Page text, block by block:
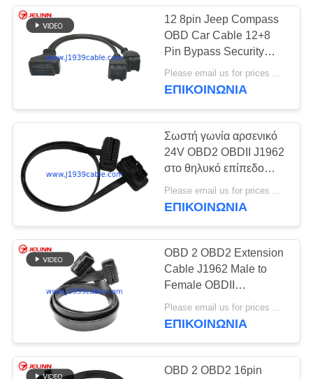
ΜΑΣ
ΕΛΆΤΕ
ΕΠΑΦΉ
ΜΕ
ΖΗΤΉΣΤΕ
ΈΝΑ
ΑΠΌΣΠΑΣΜΑ
SITEMAP
PRIVACY
POLICY
12 8pin Jeep Compass
OBD Car Cable 12+8
Pin Bypass Security
Gateway SGW Wire
Harness για Chrysler
Please email us for prices MOQ:100 τεμάχια
ΕΠΙΚΟΙΝΩΝΊΑ
Σωστή γωνία αρσενικό
24V OBD2 OBDII J1962
στο θηλυκό επίπεδο
καλώδιο επέκτασης
ΕΠΙΚΟΙΝΩΝΊΑ
OBD 2 OBD2 Extension
Cable J1962 Male to
Female OBDII
Connector Extender
With 16-core Wires
Please email us for prices MOQ:100 τεμάχια
ΕΠΙΚΟΙΝΩΝΊΑ
OBD 2 OBD2 16pin